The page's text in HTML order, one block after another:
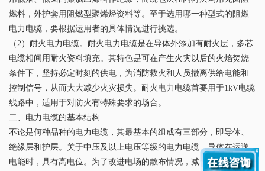
燃料，外护套用阻燃型聚烯烃资料等。至于选用哪一种型式的阻燃
电力电缆，要根据运用者的具体情况进行挑选。
（2）耐火电力电缆。耐火电力电缆是在导体外添加有耐火层，多芯
电缆相间用耐火资料填充。其特色是可在产生火灾以后的火焰焚烧
条件下，坚持必定时刻的供电，为消防救火和人员撤离供给电能和
控制信号，从而大大减少火灾损失。耐火电力电缆首要用于1kV电缆
线路中，适用于对防火有特殊要求的场合。
二、电力电缆的基本结构
不论是何种品种的电力电缆，其最基本的组成有三部分，即导体、
绝缘层和护层。关于中压及以上电压等级的电力电缆，导体在运送
电能时，具有高电位。为了改进电场的散布情况，减小导体外表和